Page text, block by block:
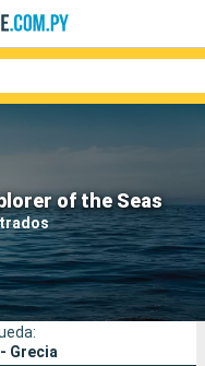
of the Seas
Compañías
Grecia